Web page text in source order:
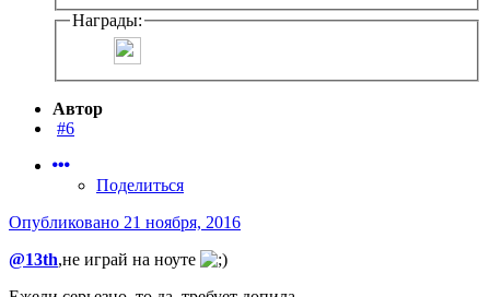
Награды:
Автор
#6
Поделиться
Опубликовано 21 ноября, 2016
@13th,не играй на ноуте